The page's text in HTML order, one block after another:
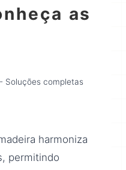
as
Soluções completas
harmoniza
permitindo